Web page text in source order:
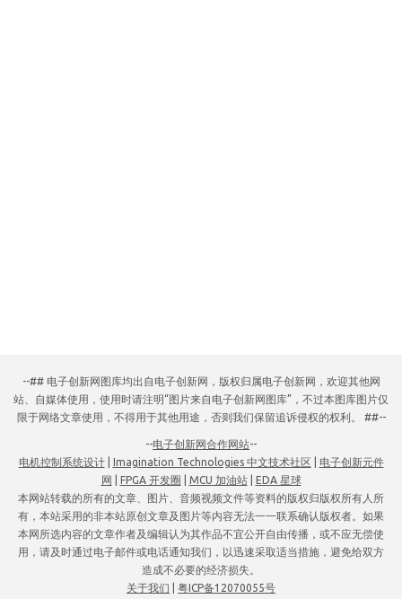
--## 电子创新网图库均出自电子创新网，版权归属电子创新网，欢迎其他网
站、自媒体使用，使用时请注明“图片来自电子创新网图库”，不过本图库图片仅
限于网络文章使用，不得用于其他用途，否则我们保留追诉侵权的权利。 ##--
--电子创新网合作网站--
电机控制系统设计| Imagination Technologies 中文技术社区
电子创新元件
网
FPGA 开发圈 MCU 加油站| EDA 星球
本网站转载的所有的文章、图片、音频视频文件等资料的版权归版权所有人所
有，本站采用的非本站原创文章及图片等内容无法一一联系确认版权者。如果
本网所选内容的文章作者及编辑认为其作品不宜公开自由传播，或不应无偿使
用，请及时通过电子邮件或电话通知我们，以迅速采取适当措施，避免给双方
造成不必要的经济损失。
关于我们
粤ICP备12070055号